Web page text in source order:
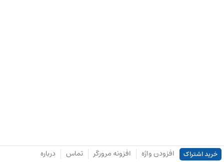
خرید اشتراک افزودن واژه افزونه مرورگر تماس درباره